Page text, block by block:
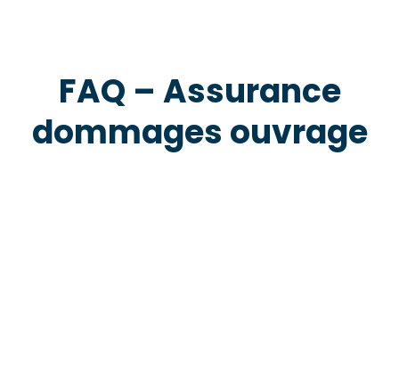
FAQ – Assurance
dommages ouvrage